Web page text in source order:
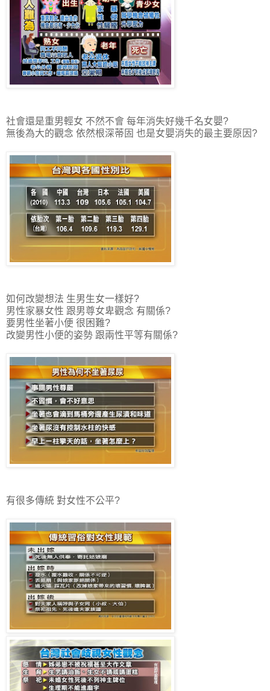
社會還是重男輕女 不然不會 每年消失好幾千名女嬰?
無後為大的觀念 依然根深蒂固 也是女嬰消失的最主要原因?
如何改變想法 生男生女一樣好?
男性家暴女性 跟男尊女卑觀念 有關係?
要男性坐著小便 很困難?
改變男性小便的姿勢 跟兩性平等有關係?
有很多傳統 對女性不公平?